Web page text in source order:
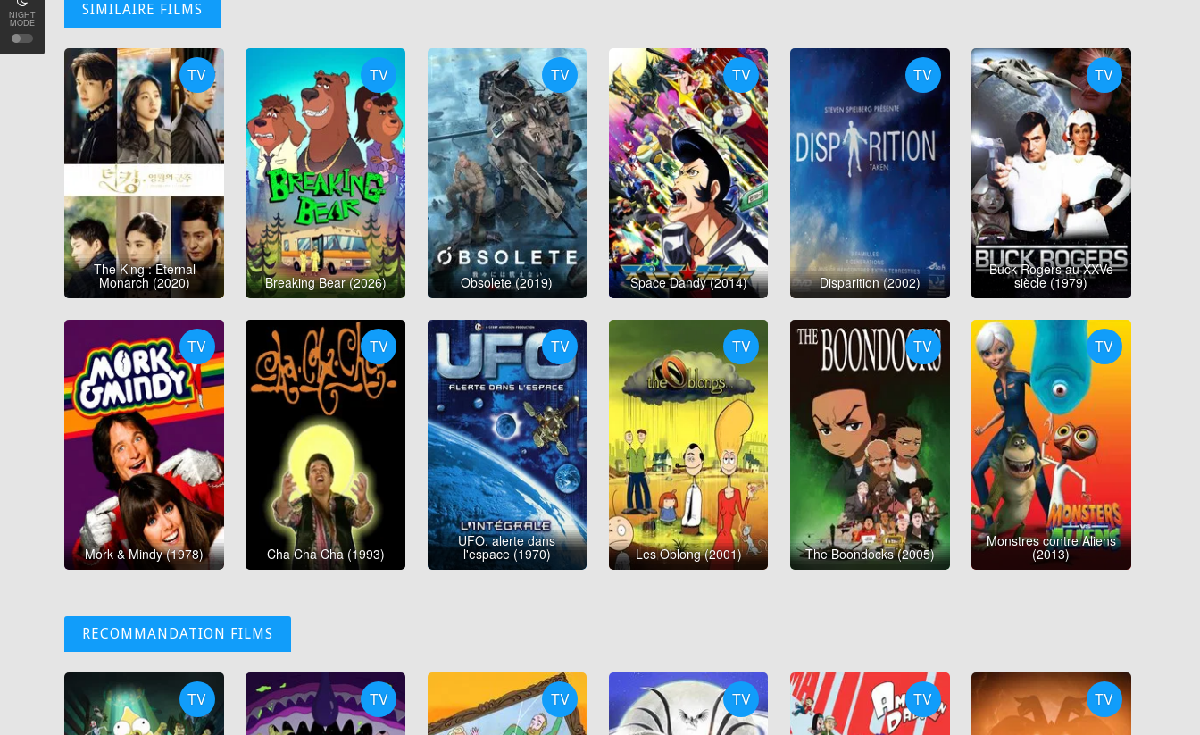
NIGHT
MODE
SIMILAIRE FILMS
TV
The King : Eternal
Monarch (2020)
TV
Breaking Bear (2026)
TV
Obsolete (2019)
TV
Space Dandy (2014)
TV
Disparition (2002)
TV
Buck Rogers au XXVe
siècle (1979)
TV
Mork & Mindy (1978)
TV
Cha Cha Cha (1993)
TV
UFO, alerte dans
l'espace (1970)
TV
Les Oblong (2001)
TV
The Boondocks (2005)
TV
Monstres contre Aliens
(2013)
RECOMMANDATION FILMS
TV TV TV TV TV TV